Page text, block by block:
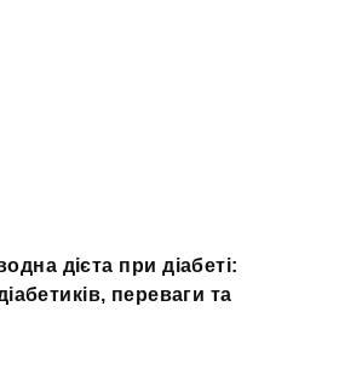
дієта при діабеті:
переваги та